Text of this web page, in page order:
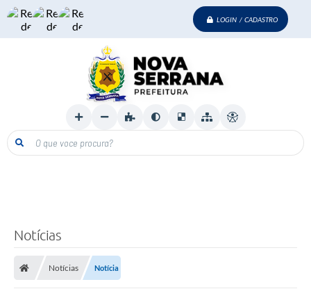
LOGIN / CADASTRO
O que voce procura?
Notícias
Notícias Notícia